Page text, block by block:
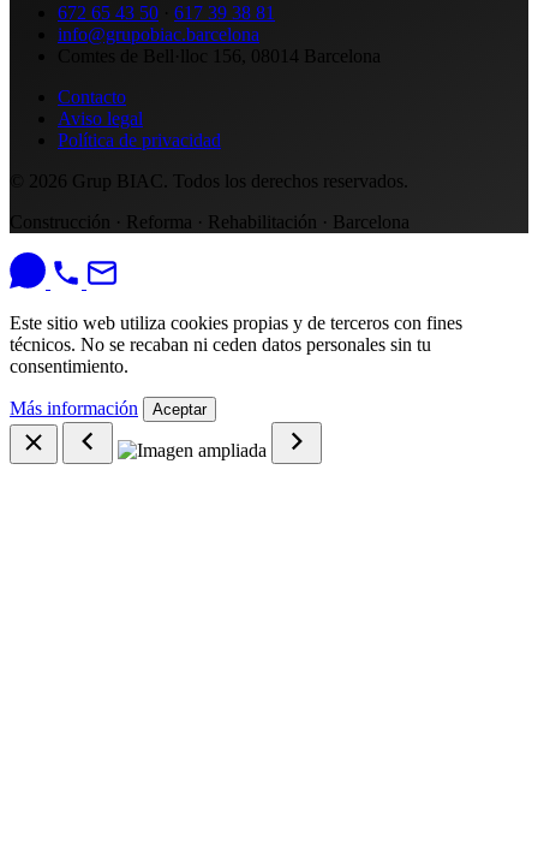
672 65 43 50
617 39 38 81
info@grupobiac.barcelona
Comtes de Bell·lloc 156, 08014 Barcelona
Contacto
Aviso legal
Política de privacidad
© 2026 Grup BIAC. Todos los derechos reservados.
Construcción · Reforma · Rehabilitación · Barcelona
Este sitio web utiliza cookies propias y de terceros con fines
técnicos. No se recaban ni ceden datos personales sin tu
consentimiento.
Más información Aceptar